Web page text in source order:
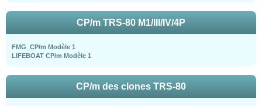
CP/m TRS-80 M1/III/IV/4P
FMG_CP/m Modèle 1
LIFEBOAT CP/m Modèle 1
CP/m des clones TRS-80